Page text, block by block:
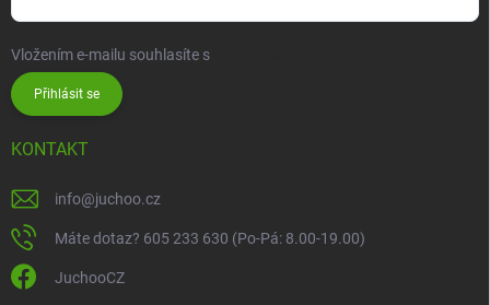
Vložením e-mailu souhlasíte s
Přihlásit se
KONTAKT
info@juchoo.cz
Máte dotaz? 605 233 630 (Po-Pá: 8.00-19.00)
JuchooCZ